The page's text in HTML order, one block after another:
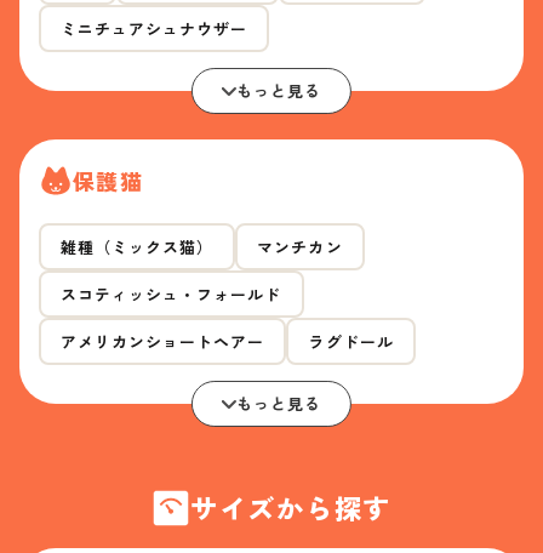
ミニチュアシュナウザー
もっと見る
保護猫
雑種（ミックス猫） マンチカン
スコティッシュ・フォールド
アメリカンショートヘアー ラグドール
もっと見る
サイズから探す